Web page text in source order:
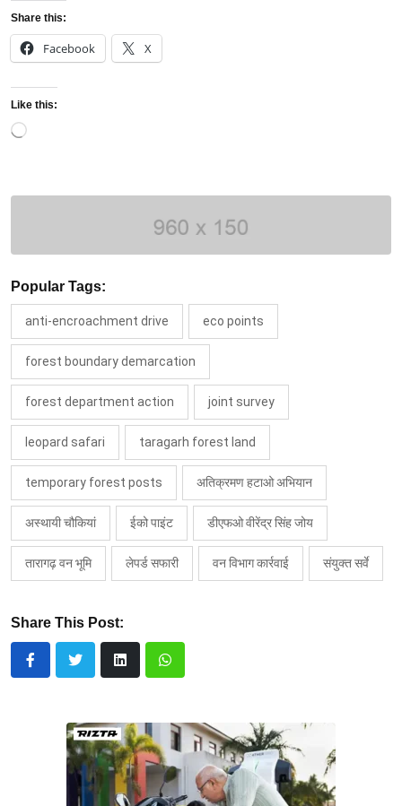
Share this:
Facebook X
Like this:
Loading…
Popular Tags:
anti-encroachment drive eco points
forest boundary demarcation
forest department action joint survey
leopard safari taragarh forest land
temporary forest posts अतिक्रमण हटाओ अभियान
अस्थायी चौकियां ईको पाइंट डीएफओ वीरेंद्र सिंह जोय
तारागढ़ वन भूमि लेपर्ड सफारी वन विभाग कार्रवाई संयुक्त सर्वे
Share This Post: